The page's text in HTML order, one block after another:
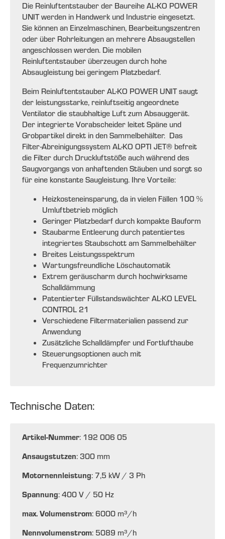
Die Reinluftentstauber der Baureihe AL-KO POWER
UNIT werden in Handwerk und Industrie eingesetzt.
Sie können an Einzelmaschinen, Bearbeitungszentren
oder über Rohrleitungen an mehrere Absaugstellen
angeschlossen werden. Die mobilen
Reinluftentstauber überzeugen durch hohe
Absaugleistung bei geringem Platzbedarf.
Beim Reinluftentstauber AL-KO POWER UNIT saugt
der leistungsstarke, reinluftseitig angeordnete
Ventilator die staubhaltige Luft zum Absauggerät.
Der integrierte Vorabscheider leitet Späne und
Grobpartikel direkt in den Sammelbehälter. Das
Filter-Abreinigungssystem AL-KO OPTI JET® befreit
die Filter durch Druckluftstöße auch während des
Saugvorgangs von anhaftenden Stäuben und sorgt so
für eine konstante Saugleistung. Ihre Vorteile:
Heizkosteneinsparung, da in vielen Fällen 100 %
Umluftbetrieb möglich
Geringer Platzbedarf durch kompakte Bauform
Staubarme Entleerung durch patentiertes
integriertes Staubschott am Sammelbehälter
Breites Leistungsspektrum
Wartungsfreundliche Löschautomatik
Extrem geräuscharm durch hochwirksame
Schalldämmung
Patentierter Füllstandswächter AL-KO LEVEL
CONTROL 21
Verschiedene Filtermaterialien passend zur
Anwendung
Zusätzliche Schalldämpfer und Fortlufthaube
Steuerungsoptionen auch mit
Frequenzumrichter
Technische Daten:
Artikel-Nummer: 192 006 05
Ansaugstutzen: 300 mm
Motornennleistung: 7,5 kW / 3 Ph
Spannung: 400 V / 50 Hz
max. Volumenstrom: 6000 m³/h
Nennvolumenstrom: 5089 m³/h